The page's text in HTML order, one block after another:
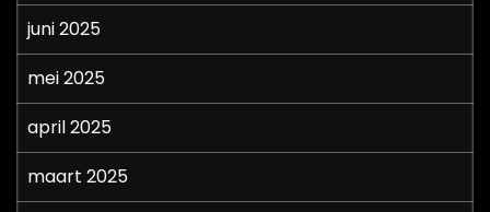
juni 2025
mei 2025
april 2025
maart 2025